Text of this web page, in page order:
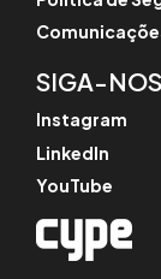
SIGA-NOS
Instagram
LinkedIn
YouTube